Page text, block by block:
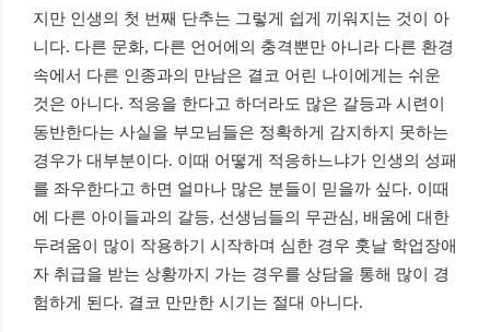
지만 인생의 첫 번째 단추는 그렇게 쉽게 끼워지는 것이 아
니다. 다른 문화, 다른 언어에의 충격뿐만 아니라 다른 환경
속에서 다른 인종과의 만남은 결코 어린 나이에게는 쉬운
것은 아니다. 적응을 한다고 하더라도 많은 갈등과 시련이
동반한다는 사실을 부모님들은 정확하게 감지하지 못하는
경우가 대부분이다. 이때 어떻게 적응하느냐가 인생의 성패
를 좌우한다고 하면 얼마나 많은 분들이 믿을까 싶다. 이때
에 다른 아이들과의 갈등, 선생님들의 무관심, 배움에 대한
두려움이 많이 작용하기 시작하며 심한 경우 훗날 학업장애
자 취급을 받는 상황까지 가는 경우를 상담을 통해 많이 경
험하게 된다. 결코 만만한 시기는 절대 아니다.